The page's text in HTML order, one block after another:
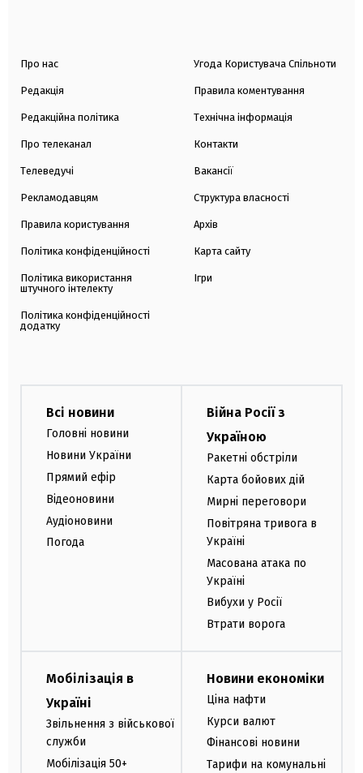
Про нас
Редакція
Редакційна політика
Про телеканал
Телеведучі
Рекламодавцям
Правила користування
Політика конфіденційності
Політика використання
штучного інтелекту
Політика конфіденційності
додатку
Угода Користувача Спільноти
Правила коментування
Технічна інформація
Контакти
Вакансії
Структура власності
Архів
Карта сайту
Ігри
Всі новини
Головні новини
Новини України
Прямий ефір
Відеоновини
Аудіоновини
Погода
Війна Росії з
Україною
Ракетні обстріли
Карта бойових дій
Мирні переговори
Повітряна тривога в
Україні
Масована атака по
Україні
Вибухи у Росії
Втрати ворога
Мобілізація в
Україні
Звільнення з військової
служби
Мобілізація 50+
Новини економіки
Ціна нафти
Курси валют
Фінансові новини
Тарифи на комунальні